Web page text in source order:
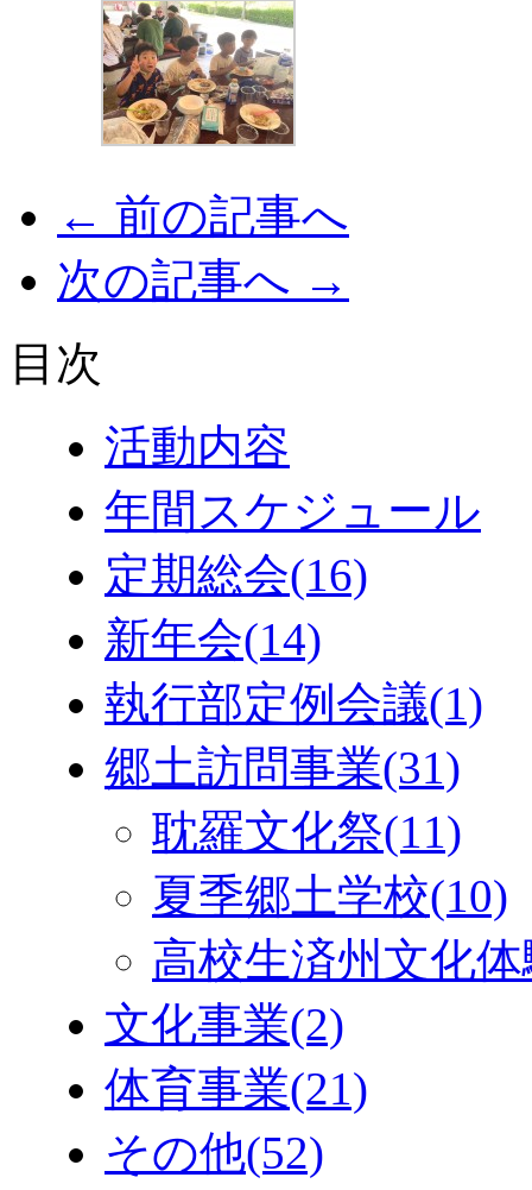
← 前の記事へ
次の記事へ →
目次
活動内容
年間スケジュール
定期総会(16)
新年会(14)
執行部定例会議(1)
郷土訪問事業(31)
耽羅文化祭(11)
夏季郷土学校(10)
高校生済州文化
文化事業(2)
体育事業(21)
その他(52)